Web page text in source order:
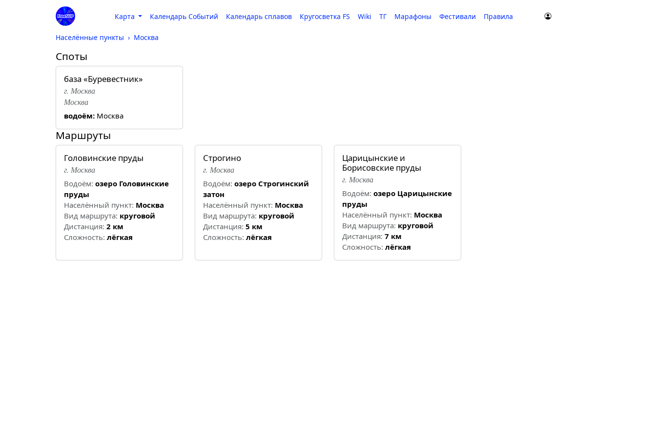
Карта Календарь Событий Календарь сплавов Кругосветка FS Wiki ТГ Марафоны Фестивали Правила
Населённые пункты Москва
Споты
база «Буревестник»
г. Москва
Москва
водоём: Москва
Маршруты
Головинские пруды
г. Москва
Водоём: озеро Головинские
пруды
Населённый пункт: Москва
Вид маршрута: круговой
Дистанция: 2 км
Cложность: лёгкая
Строгино
г. Москва
Водоём: озеро Строгинский
затон
Населённый пункт: Москва
Вид маршрута: круговой
Дистанция: 5 км
Cложность: лёгкая
Царицынские и
Борисовские пруды
г. Москва
Водоём: озеро Царицынские
пруды
Населённый пункт: Москва
Вид маршрута: круговой
Дистанция: 7 км
Cложность: лёгкая